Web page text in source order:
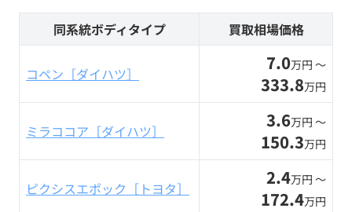
同系統ボディタイプ 買取相場価格
コペン［ダイハツ］ 7.0万円 〜
333.8万円
ミラココア［ダイハツ］ 3.6万円 〜
150.3万円
ピクシスエポック［トヨタ］ 2.4万円 〜
172.4万円